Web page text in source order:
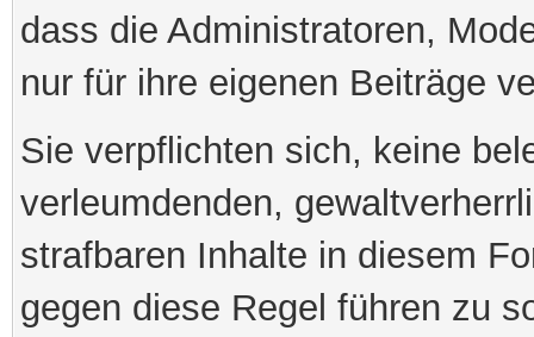
dass die Administratoren,
nur für ihre eigenen Beiträge
Sie verpflichten sich, keine
verleumdenden,
strafbaren Inhalte in diesem
gegen diese Regel führen zu